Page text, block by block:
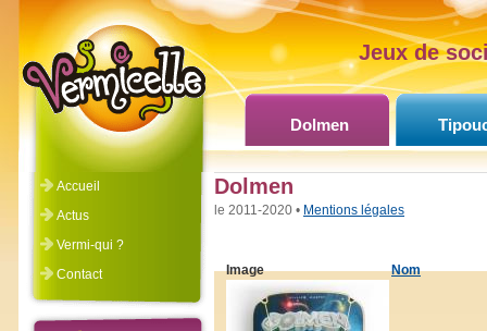
Jeux de
Dolmen
Dolmen
Image Nom
Accueil
Actus
Vermi-qui ?
Contact
©Vermicelle 2011-2020 • Mentions légales